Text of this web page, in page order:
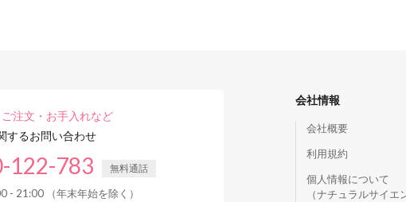
注文・お手入れなど
するお問い合わせ
122-783 無料通話
- 21:00 （年末年始を除く）
会社情報
会社概要
利用規約
個人情報について
（ナチュラルサイエ